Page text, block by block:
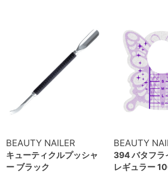
BEAUTY NAILER
キューティクルプッシャ
ー ブラック
BEAUTY
394 バタフラ
レギュラー